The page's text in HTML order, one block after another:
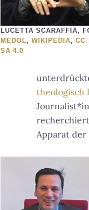
LUCETTA SCARAFFIA,
MEDOL,WIKIPEDIA,CC
SA 4.0
theologisch
Apparat der